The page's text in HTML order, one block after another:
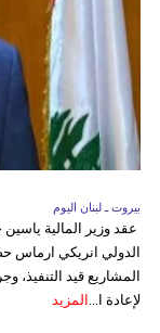
بيروت ـ لبنان اليوم
عقد وزير المالية
الدولي انريكي ارماس
لإعادة ا... المزيد